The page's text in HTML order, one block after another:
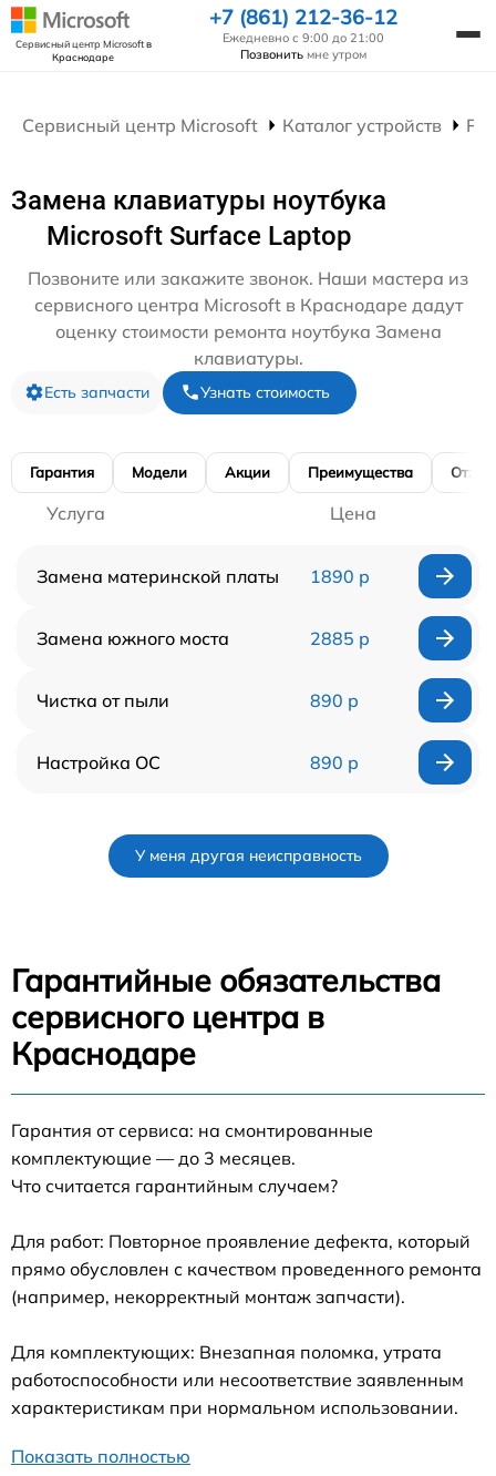
Сервисный центр Microsoftв
Краснодаре
+7 (861) 212-36-12
Ежедневно с 9:00 до 21:00
Позвонить мне утром
Сервисный центр Microsoft Каталог устройств
Замена клавиатуры ноутбука
Microsoft Surface Laptop
Позвоните или закажите звонок. Наши мастера из
сервисного центра Microsoft в Краснодаре дадут
оценку стоимости ремонта ноутбука Замена
клавиатуры.
Есть запчасти Узнать стоимость
Гарантия Модели Акции Преимущества
Услуга Цена
Замена материнской платы 1890 р
Замена южного моста 2885 р
Чистка от пыли 890 р
Настройка ОС 890 р
У меня другая неисправность
Гарантийные обязательства
сервисного центра в
Краснодаре
Гарантия от сервиса: на смонтированные
комплектующие — до 3 месяцев.
Что считается гарантийным случаем?
Для работ: Повторное проявление дефекта, который
прямо обусловлен с качеством проведенного ремонта
(например, некорректный монтаж запчасти).
Для комплектующих: Внезапная поломка, утрата
работоспособности или несоответствие заявленным
характеристикам при нормальном использовании.
Показать полностью